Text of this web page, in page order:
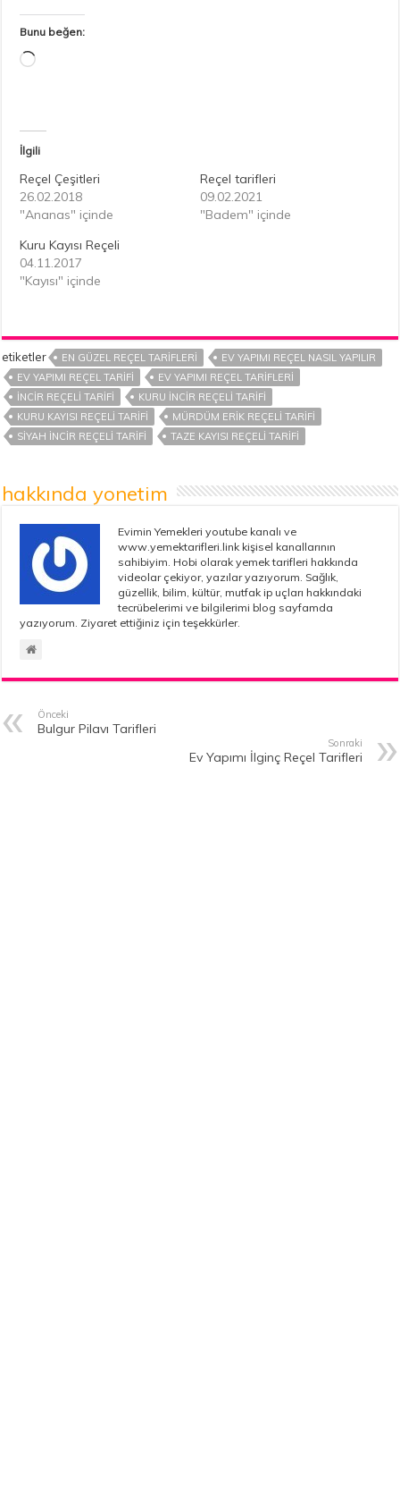
Bunu beğen:
Yükleniyor...
İlgili
Reçel Çeşitleri
26.02.2018
"Ananas" içinde
Reçel tarifleri
09.02.2021
"Badem" içinde
Kuru Kayısı Reçeli
04.11.2017
"Kayısı" içinde
etiketler EN GÜZEL REÇEL TARIFLERI
EV YAPIMI REÇEL NASIL YAPILIR
EV YAPIMI REÇEL TARIFI
EV YAPIMI REÇEL TARIFLERI
INCIR REÇELI TARIFI
KURU INCIR REÇELI TARIFI
KURU KAYISI REÇELI TARIFI
MÜRDÜM ERIK REÇELI TARIFI
SIYAH INCIR REÇELI TARIFI
TAZE KAYISI REÇELI TARIFI
hakkında yonetim
Evimin Yemekleri youtube kanalı ve
www.yemektarifleri.link kişisel kanallarının
sahibiyim. Hobi olarak yemek tarifleri hakkında
videolar çekiyor, yazılar yazıyorum. Sağlık,
güzellik, bilim, kültür, mutfak ip uçları hakkındaki
tecrübelerimi ve bilgilerimi blog sayfamda
yazıyorum. Ziyaret ettiğiniz için teşekkürler.
Önceki
Bulgur Pilavı Tarifleri
Sonraki
Ev Yapımı İlginç Reçel Tarifleri